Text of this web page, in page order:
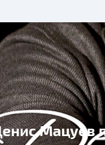
Мацуев